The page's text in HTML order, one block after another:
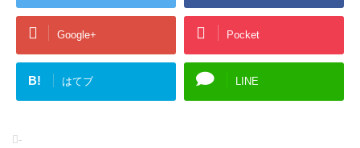
Google+ Pocket
B! はてブ LINE
-